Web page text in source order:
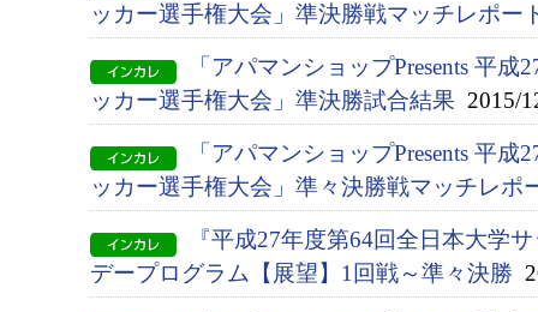
ッカー選手権大会」準決勝戦マッチレポー
「アパマンショップPresents 平
ッカー選手権大会」準決勝試合結果 2015/
「アパマンショップPresents 平
ッカー選手権大会」準々決勝戦マッチレポ
『平成27年度第64回全日本大学
デープログラム【展望】1回戦～準々決勝